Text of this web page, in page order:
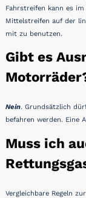
Fahrstreifen kann es
Mittelstreifen auf der
mit zu benutzen.
Gibt es
Nein. Grundsätzlich
befahren werden. Eine
Muss ich
Vergleichbare Regeln